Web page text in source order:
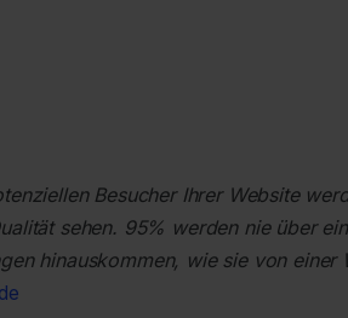
Besucher Ihrer Website
sehen. 95% werden nie über
hinauskommen, wie sie von einer